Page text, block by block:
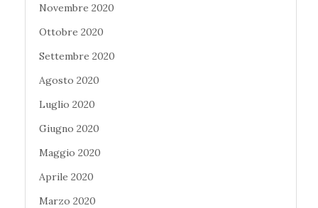
Novembre 2020
Ottobre 2020
Settembre 2020
Agosto 2020
Luglio 2020
Giugno 2020
Maggio 2020
Aprile 2020
Marzo 2020